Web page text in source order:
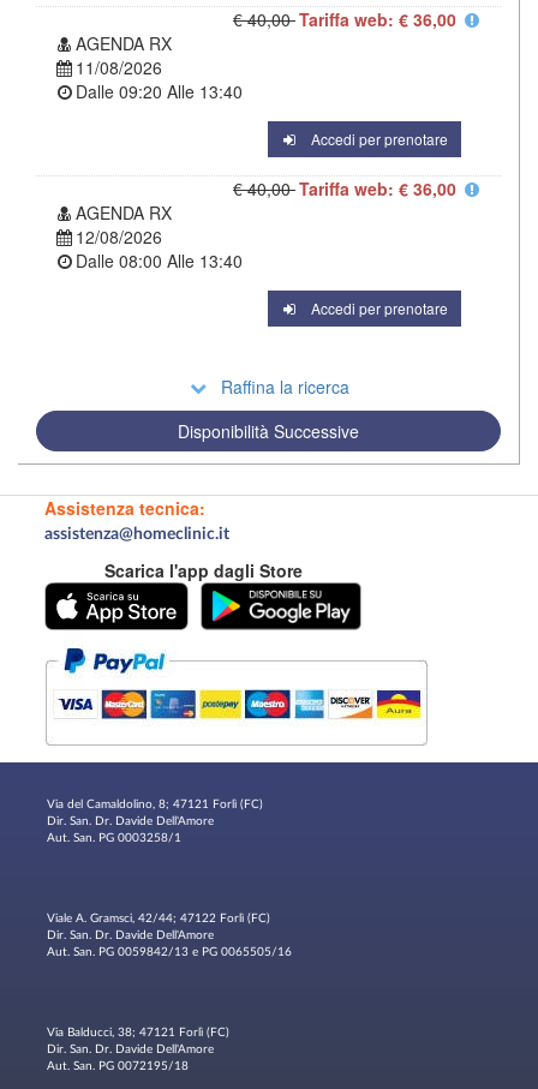
€ 40,00Tariffa web: € 36,00
AGENDA RX
11/08/2026
Dalle 09:20 Alle 13:40
Accedi per prenotare
€ 40,00Tariffa web: € 36,00
AGENDA RX
12/08/2026
Dalle 08:00 Alle 13:40
Accedi per prenotare
Raffina la ricerca
Disponibilità Successive
Assistenza tecnica:
assistenza@homeclinic.it
Scarica l'app dagli Store
Via del Camaldolino, 8; 47121 Forlì (FC)
Dir. San. Dr. Davide Dell'Amore
Aut. San. PG 0003258/1
Viale A. Gramsci, 42/44; 47122 Forlì (FC)
Dir. San. Dr. Davide Dell'Amore
Aut. San. PG 0059842/13 e PG 0065505/16
Via Balducci, 38; 47121 Forlì (FC)
Dir. San. Dr. Davide Dell'Amore
Aut. San. PG 0072195/18